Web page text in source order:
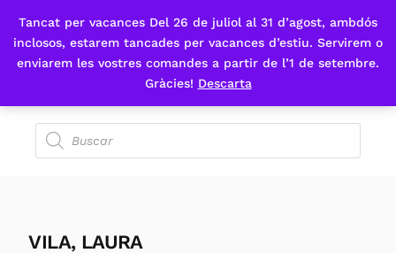
Tancat per vacances Del 26 de juliol al 31 d’agost, ambdós
inclosos, estarem tancades per vacances d’estiu. Servirem o
enviarem les vostres comandes a partir de l’1 de setembre.
Gràcies! Descarta
Fes-te'n sòcia
VILA, LAURA